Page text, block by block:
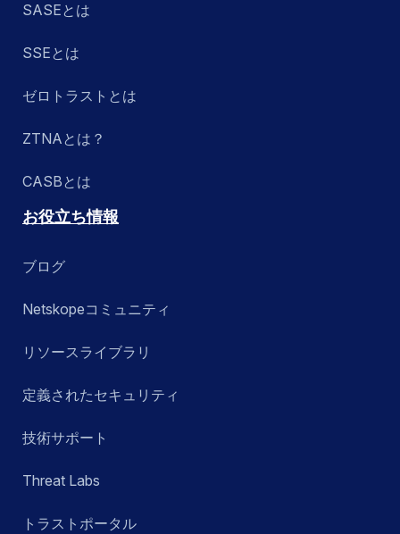
SASEとは
SSEとは
ゼロトラストとは
ZTNAとは？
CASBとは
お役立ち情報
ブログ
Netskopeコミュニティ
リソースライブラリ
定義されたセキュリティ
技術サポート
Threat Labs
トラストポータル